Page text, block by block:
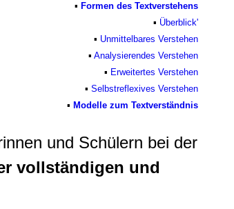
▪ Formen des Textverstehens
▪ Überblick'
▪ Unmittelbares Verstehen
▪ Analysierendes Verstehen
▪ Erweitertes Verstehen
▪ Selbstreflexives Verstehen
▪ Modell e zum Textverständnis
und Schülern bei der
vollständigen und